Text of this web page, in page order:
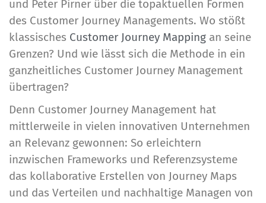
und Peter Pirner über die topaktuellen Formen
des Customer Journey Managements. Wo stößt
klassisches Customer Journey Mapping an seine
Grenzen? Und wie lässt sich die Methode in ein
ganzheitliches Customer Journey Management
übertragen?
Denn Customer Journey Management hat
mittlerweile in vielen innovativen Unternehmen
an Relevanz gewonnen: So erleichtern
inzwischen Frameworks und Referenzsysteme
das kollaborative Erstellen von Journey Maps
und das Verteilen und nachhaltige Managen von